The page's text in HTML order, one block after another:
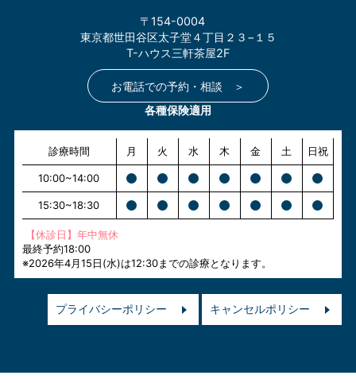
〒154-0004
東京都世田谷区太子堂４丁目２３−１５
T-ハウス三軒茶屋2F
お電話での予約・相談 ＞
各種保険適用
診療時間 月 火 水 木 金 土 日祝
10:00~14:00
15:30~18:30
【休診日】年中無休
最終予約18:00
※2026年4月15日(水)は12:30までの診療となります。
プライバシーポリシー キャンセルポリシー